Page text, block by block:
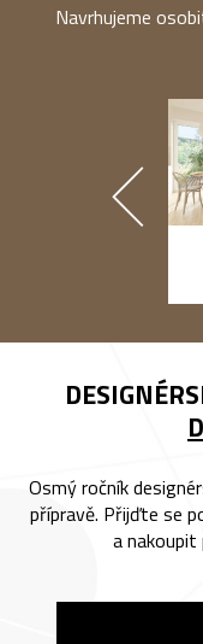
Navrhujeme
Osmý ročník
přípravě. Přijďte se
a